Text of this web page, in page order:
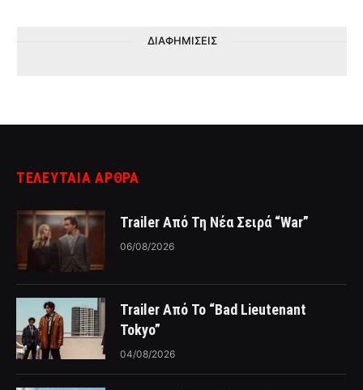
ΔΙΑΦΗΜΙΣΕΙΣ
ΤΕΛΕΥΤΑΙΑ ΑΡΘΡΑ
Trailer Από Τη Νέα Σειρά “War”
06/08/2026
Trailer Από Το “Bad Lieutenant
Tokyo”
04/08/2026